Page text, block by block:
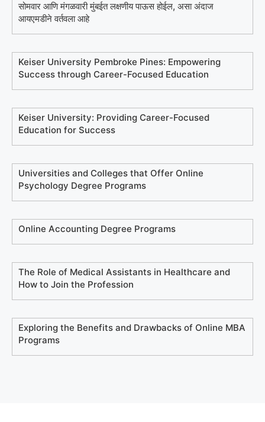
सोमवार आणि मंगळवारी मुंबईत लक्षणीय पाऊस होईल, असा अंदाज
आयएमडीने वर्तवला आहे
Keiser University Pembroke Pines: Empowering
Success through Career-Focused Education
Keiser University: Providing Career-Focused
Education for Success
Universities and Colleges that Offer Online
Psychology Degree Programs
Online Accounting Degree Programs
The Role of Medical Assistants in Healthcare and
How to Join the Profession
Exploring the Benefits and Drawbacks of Online MBA
Programs